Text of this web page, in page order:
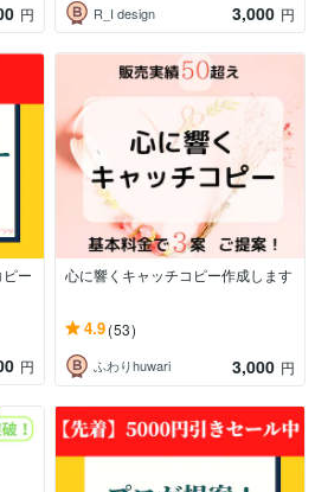
円 R_I design 3,000 円
ー
円
心に響くキャッチコピー作成します
4.9(53)
ふわりhuwari 3,000 円